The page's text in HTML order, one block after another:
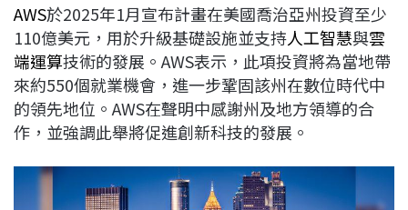
b
o
o
k
a
d
s
e
d
I
n
L
i
n
k
AWS於2025年1月宣布計畫在美國喬治亞州投資至少
110億美元，用於升級基礎設施並支持人工智慧與雲
端運算技術的發展。AWS表示，此項投資將為當地帶
來約550個就業機會，進一步鞏固該州在數位時代中
的領先地位。AWS在聲明中感謝州及地方領導的合
作，並強調此舉將促進創新科技的發展。